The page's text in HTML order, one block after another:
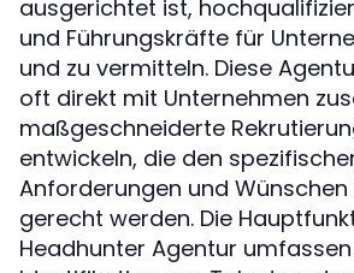
ausgerichtet ist,
und Führungskräfte für
und zu vermitteln. Diese
oft direkt mit Unternehmen
maßgeschneiderte
entwickeln, die den
Anforderungen und Wünschen
gerecht werden. Die
Headhunter Agentur